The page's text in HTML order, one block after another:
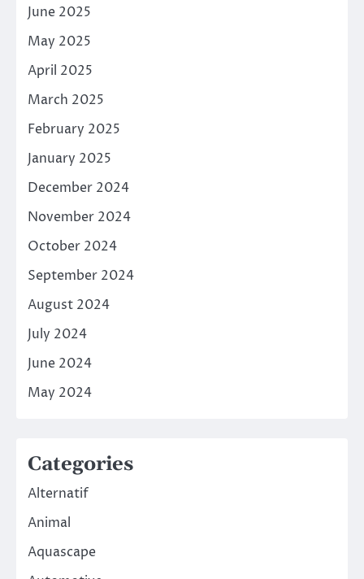
June 2025
May 2025
April 2025
March 2025
February 2025
January 2025
December 2024
November 2024
October 2024
September 2024
August 2024
July 2024
June 2024
May 2024
Categories
Alternatif
Animal
Aquascape